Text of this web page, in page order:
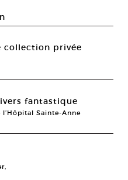
collection privée
fantastique
l’Hôpital Sainte-Anne